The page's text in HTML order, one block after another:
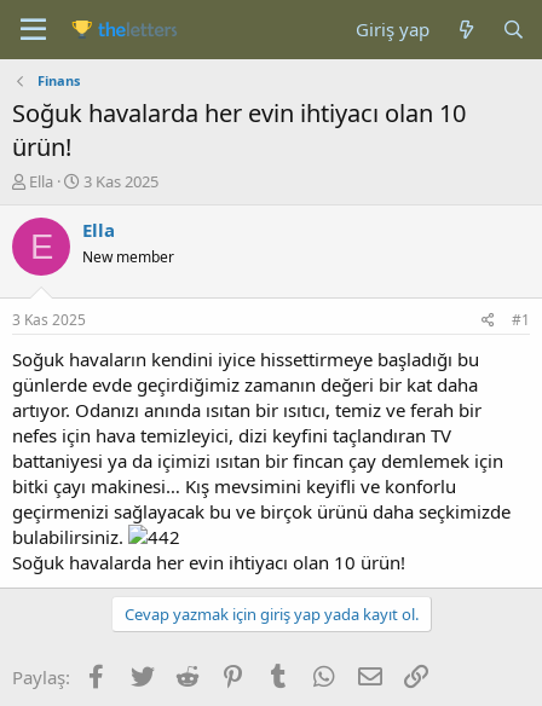
Giriş yap
Finans
Soğuk havalarda her evin ihtiyacı olan 10
ürün!
K
n
b
u
u
b
a
ş
l
a
t
a
n
Ella
B
ş
a
g
ı
ç
a
r
i
h
i
3 Kas 2025
E Ella
New member
3 Kas 2025 #1
Soğuk havaların kendini iyice hissettirmeye başladığı bu
günlerde evde geçirdiğimiz zamanın değeri bir kat daha
artıyor. Odanızı anında ısıtan bir ısıtıcı, temiz ve ferah bir
nefes için hava temizleyici, dizi keyfini taçlandıran TV
battaniyesi ya da içimizi ısıtan bir fincan çay demlemek için
bitki çayı makinesi… Kış mevsimini keyifli ve konforlu
geçirmenizi sağlayacak bu ve birçok ürünü daha seçkimizde
bulabilirsiniz.
Soğuk havalarda her evin ihtiyacı olan 10 ürün!
Cevap yazmak için giriş yap yada kayıt ol.
Paylaş: Facebook
Twitter Reddit PinterestTumblr WhatsApp
E-posta